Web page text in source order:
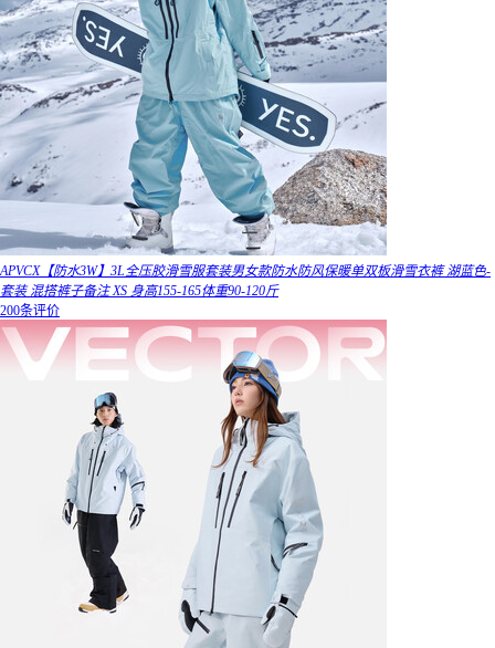
APVCX【防水3W】3L全压胶滑雪服套装男女款防水防风保暖单双板滑雪衣裤 湖蓝色-
套装 混搭裤子备注 XS 身高155-165体重90-120斤
200条评价